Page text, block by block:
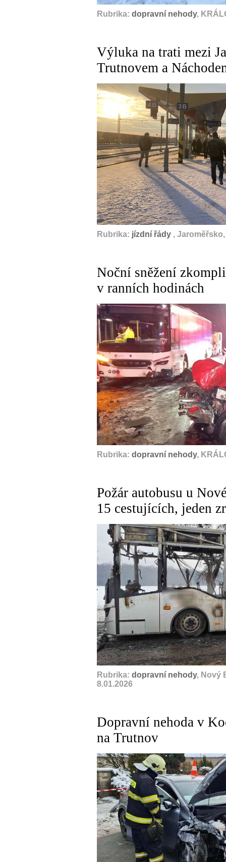
Rubrika: dopravní nehody,
Výluka na trati mezi
Trutnovem a
Rubrika: jízdní řády , Jaroměřsko,
Noční sněžení
v ranních hodinách
Rubrika: dopravní nehody,
Požár autobusu u
15 cestujících, jeden
Rubrika: dopravní nehody, Nový
8.01.2026
Dopravní nehoda v
na Trutnov